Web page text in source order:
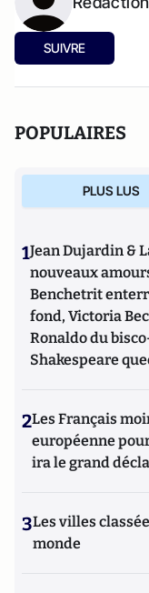
SUIVRE
POPULAIRES
PLUS LUS
1Jean Dujardin &
nouveaux
Benchetrit
fond, Victoria
Ronaldo du
Shakespeare
2Les Français
européenne
ira le grand
3Les villes
monde